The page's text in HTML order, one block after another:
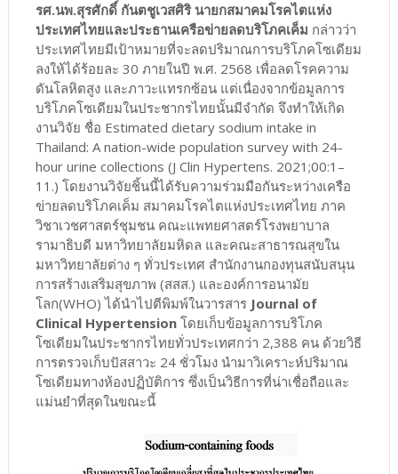
รศ.นพ.สุรศักดิ์ กันตชูเวสศิริ นายกสมาคมโรคไตแห่ง
ประเทศไทยและประธานเครือข่ายลดบริโภคเค็ม กล่าวว่า
ประเทศไทยมีเป้าหมายที่จะลดปริมาณการบริโภคโซเดียม
ลงให้ได้ร้อยละ 30 ภายในปี พ.ศ. 2568 เพื่อลดโรคความ
ดันโลหิตสูง และภาวะแทรกซ้อน แต่เนื่องจากข้อมูลการ
บริโภคโซเดียมในประชากรไทยนั้นมีจำกัด จึงทำให้เกิด
งานวิจัย ชื่อ Estimated dietary sodium intake in
Thailand: A nation-wide population survey with 24-
hour urine collections (J Clin Hypertens. 2021;00:1–
11.) โดยงานวิจัยชิ้นนี้ได้รับความร่วมมือกันระหว่างเครือ
ข่ายลดบริโภคเค็ม สมาคมโรคไตแห่งประเทศไทย ภาค
วิชาเวชศาสตร์ชุมชน คณะแพทยศาสตร์โรงพยาบาล
รามาธิบดี มหาวิทยาลัยมหิดล และคณะสาธารณสุขใน
มหาวิทยาลัยต่าง ๆ ทั่วประเทศ สำนักงานกองทุนสนับสนุน
การสร้างเสริมสุขภาพ (สสส.) และองค์การอนามัย
โลก(WHO) ได้นำไปตีพิมพ์ในวารสาร Journal of
Clinical Hypertensionโดยเก็บข้อมูลการบริโภค
โซเดียมในประชากรไทยทั่วประเทศกว่า 2,388 คน ด้วยวิธี
การตรวจเก็บปัสสาวะ 24 ชั่วโมง นำมาวิเคราะห์ปริมาณ
โซเดียมทางห้องปฏิบัติการ ซึ่งเป็นวิธีการที่น่าเชื่อถือและ
แม่นยำที่สุดในขณะนี้